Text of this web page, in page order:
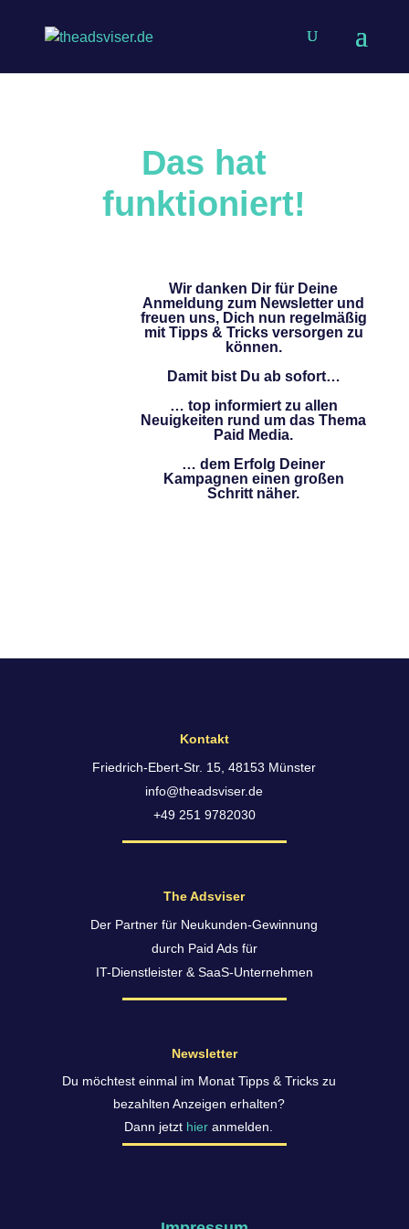
Das hat
funktioniert!
Wir danken Dir für Deine
Anmeldung zum Newsletter und
freuen uns, Dich nun regelmäßig
mit Tipps & Tricks versorgen zu
können.
Damit bist Du ab sofort…
… top informiert zu allen
Neuigkeiten rund um das Thema
Paid Media.
… dem Erfolg Deiner
Kampagnen einen großen
Schritt näher.
Kontakt
Friedrich-Ebert-Str. 15, 48153 Münster
info@theadsviser.de
+49 251 9782030
The Adsviser
Der Partner für Neukunden-Gewinnung
durch Paid Ads für
IT-Dienstleister & SaaS-Unternehmen
Newsletter
Du möchtest einmal im Monat Tipps & Tricks zu
bezahlten Anzeigen erhalten?
Dann jetzt hier anmelden.